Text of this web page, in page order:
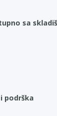
sa
podrška